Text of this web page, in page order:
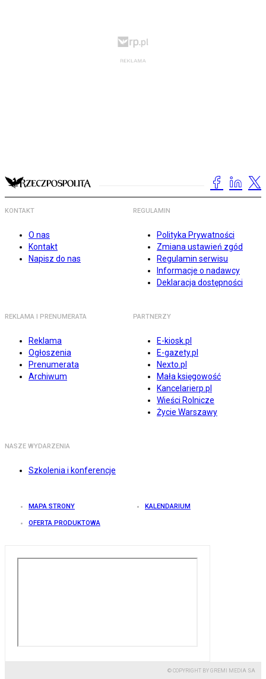
KONTAKT
O nas
Kontakt
Napisz do nas
REGULAMIN
Polityka Prywatności
Zmiana ustawień zgód
Regulamin serwisu
Informacje o nadawcy
Deklaracja dostępności
REKLAMA I PRENUMERATA
Reklama
Ogłoszenia
Prenumerata
Archiwum
PARTNERZY
E-kiosk.pl
E-gazety.pl
Nexto.pl
Mała księgowość
Kancelarierp.pl
Wieści Rolnicze
Życie Warszawy
NASZE WYDARZENIA
Szkolenia i konferencje
MAPA STRONY KALENDARIUM
OFERTA PRODUKTOWA
© COPYRIGHT BY GREMI MEDIA SA